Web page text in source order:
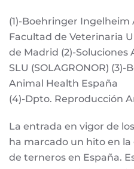
(1)-Boehringer
Facultad de Veterinaria
de Madrid (2)-
SLU (SOLAGRONOR)
Animal Health España
(4)-Dpto. Reproducción
La entrada en vigor de
ha marcado un hito en
de terneros en España.